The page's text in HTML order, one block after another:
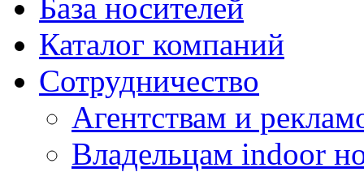
База носителей
Каталог компаний
Сотрудничество
Агентствам и
Владельцам indoor